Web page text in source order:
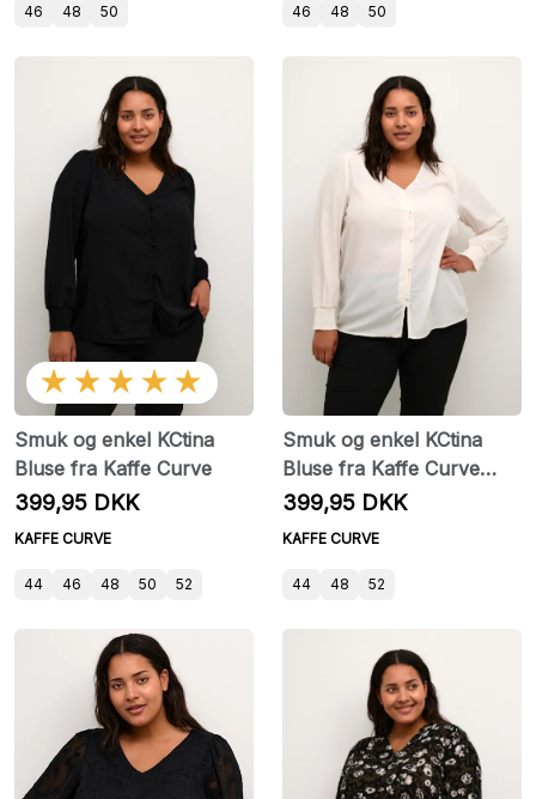
46 48 50 46 48 50
★★★★★
Smuk og enkel KCtina
Bluse fra Kaffe Curve
399,95 DKK
KAFFE CURVE
44 46 48 50 52
Smuk og enkel KCtina
Bluse fra Kaffe Curve
hvid
399,95 DKK
KAFFE CURVE
44 48 52